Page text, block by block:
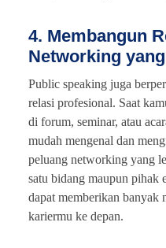
4. Membangun
Networking
Public speaking juga
relasi profesional. Saat
di forum, seminar, atau
mudah mengenal dan
peluang networking yang
satu bidang maupun pihak
dapat memberikan banyak
kariermu ke depan.